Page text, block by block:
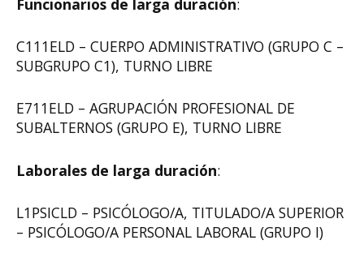
Funcionarios de larga duración:
C111ELD – CUERPO ADMINISTRATIVO (GRUPO C –
SUBGRUPO C1), TURNO LIBRE
E711ELD – AGRUPACIÓN PROFESIONAL DE
SUBALTERNOS (GRUPO E), TURNO LIBRE
Laborales de larga duración:
L1PSICLD – PSICÓLOGO/A, TITULADO/A SUPERIOR
– PSICÓLOGO/A PERSONAL LABORAL (GRUPO I)